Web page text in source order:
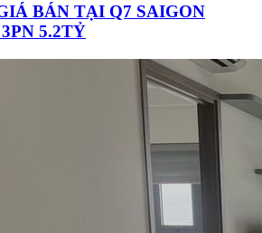
BÁN TẠI Q7 SAIGON
5.2TỶ